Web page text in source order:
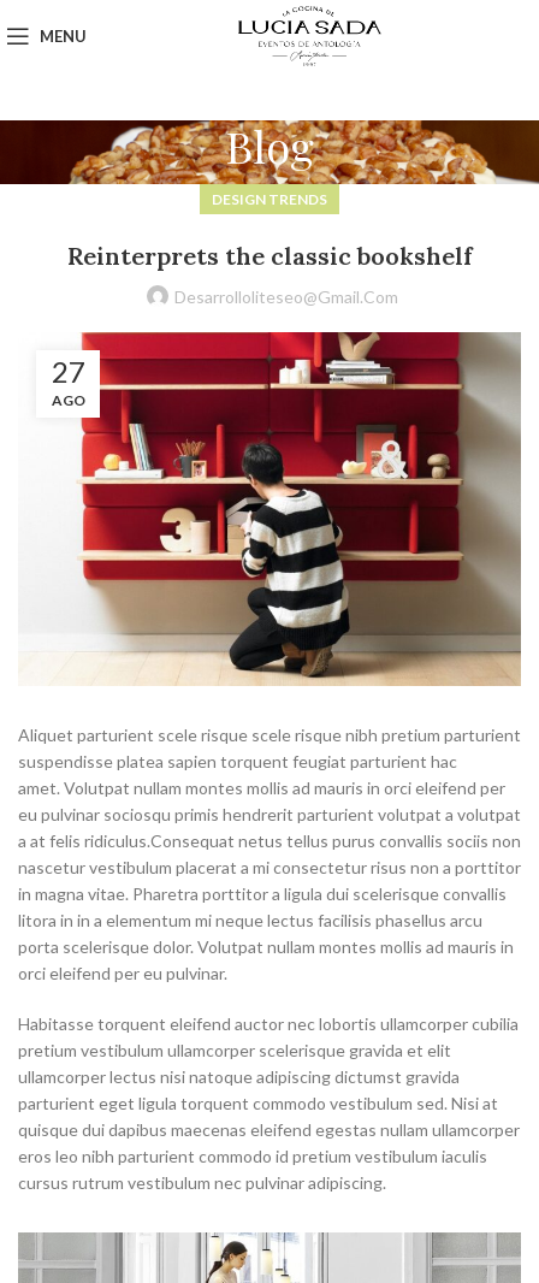
MENU
Blog
DESIGN TRENDS
Reinterprets the classic bookshelf
Desarrolloliteseo@gmail.com
27
AGO
Aliquet parturient scele risque scele risque nibh pretium parturient
suspendisse platea sapien torquent feugiat parturient hac
amet. Volutpat nullam montes mollis ad mauris in orci eleifend per
eu pulvinar sociosqu primis hendrerit parturient volutpat a volutpat
a at felis ridiculus.Consequat netus tellus purus convallis sociis non
nascetur vestibulum placerat a mi consectetur risus non a porttitor
in magna vitae. Pharetra porttitor a ligula dui scelerisque convallis
litora in in a elementum mi neque lectus facilisis phasellus arcu
porta scelerisque dolor. Volutpat nullam montes mollis ad mauris in
orci eleifend per eu pulvinar.
Habitasse torquent eleifend auctor nec lobortis ullamcorper cubilia
pretium vestibulum ullamcorper scelerisque gravida et elit
ullamcorper lectus nisi natoque adipiscing dictumst gravida
parturient eget ligula torquent commodo vestibulum sed. Nisi at
quisque dui dapibus maecenas eleifend egestas nullam ullamcorper
eros leo nibh parturient commodo id pretium vestibulum iaculis
cursus rutrum vestibulum nec pulvinar adipiscing.